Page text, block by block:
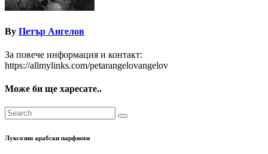
By Петър Ангелов
За повече информация и контакт:
https://allmylinks.com/petarangelovangelov
Може би ще харесате..
Луксозни арабски парфюми